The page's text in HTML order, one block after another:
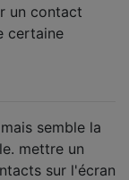
un contact
certaine
semble la
mettre un
sur l'écran